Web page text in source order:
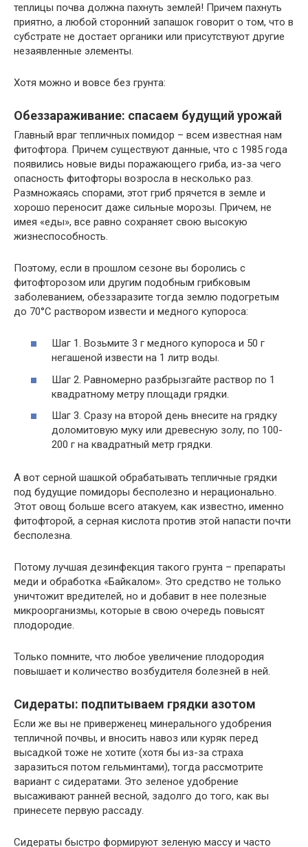
теплицы почва должна пахнуть землей! Причем пахнуть
приятно, а любой сторонний запашок говорит о том, что в
субстрате не достает органики или присутствуют другие
незаявленные элементы.
Хотя можно и вовсе без грунта:
Обеззараживание: спасаем будущий урожай
Главный враг тепличных помидор – всем известная нам
фитофтора. Причем существуют данные, что с 1985 года
появились новые виды поражающего гриба, из-за чего
опасность фитофторы возросла в несколько раз.
Размножаясь спорами, этот гриб прячется в земле и
хорошо переносит даже сильные морозы. Причем, не
имея «еды», все равно сохраняет свою высокую
жизнеспособность.
Поэтому, если в прошлом сезоне вы боролись с
фитофторозом или другим подобным грибковым
заболеванием, обеззаразите тогда землю подогретым
до 70°С раствором извести и медного купороса:
Шаг 1. Возьмите 3 г медного купороса и 50 г
негашеной извести на 1 литр воды.
Шаг 2. Равномерно разбрызгайте раствор по 1
квадратному метру площади грядки.
Шаг 3. Сразу на второй день внесите на грядку
доломитовую муку или древесную золу, по 100-
200 г на квадратный метр грядки.
А вот серной шашкой обрабатывать тепличные грядки
под будущие помидоры бесполезно и нерационально.
Этот овощ больше всего атакуем, как известно, именно
фитофторой, а серная кислота против этой напасти почти
бесполезна.
Потому лучшая дезинфекция такого грунта – препараты
меди и обработка «Байкалом». Это средство не только
уничтожит вредителей, но и добавит в нее полезные
микроорганизмы, которые в свою очередь повысят
плодородие.
Только помните, что любое увеличение плодородия
повышает и количество возбудителя болезней в ней.
Сидераты: подпитываем грядки азотом
Если же вы не приверженец минерального удобрения
тепличной почвы, и вносить навоз или куряк перед
высадкой тоже не хотите (хотя бы из-за страха
заразиться потом гельминтами), тогда рассмотрите
вариант с сидератами. Это зеленое удобрение
высаживают ранней весной, задолго до того, как вы
принесете первую рассаду.
Сидераты быстро формируют зеленую массу и часто